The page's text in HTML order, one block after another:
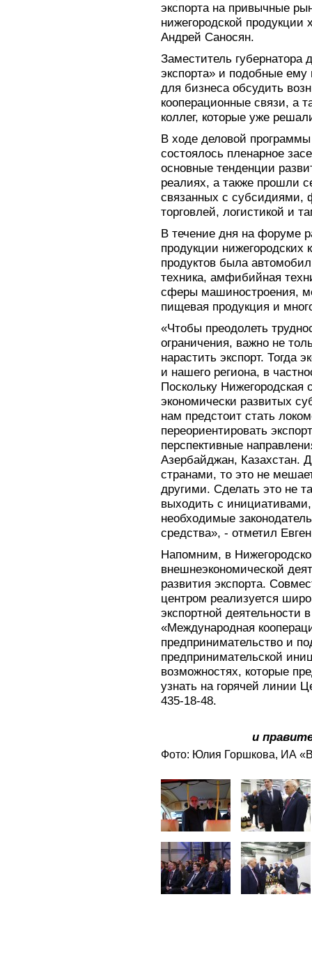
экспорта на привычные
нижегородской
Андрей Саносян.
Заместитель
экспорта» и подобные
для бизнеса обсудить
кооперационные связи, а
коллег, которые уже
В ходе деловой
состоялось пленарное
основные тенденции
реалиях, а также прошли
связанных с субсидиями,
торговлей, логистикой и
В течение дня на форуме
продукции
продуктов была
техника, амфибийная
сферы машиностроения,
пищевая продукция и
«Чтобы преодолеть
ограничения, важно не
нарастить экспорт. Тогда
и нашего региона, в
Поскольку
экономически развитых
нам предстоит стать
переориентировать
перспективные
Азербайджан, Казахстан.
странами, то это не
другими. Сделать это не
выходить с
необходимые
средства», - отметил
Напомним, в
внешнеэкономической
развития экспорта.
центром реализуется
экспортной деятельности
«Международная
предпринимательство и
предпринимательской
возможностях, которые
узнать на горячей линии
435-18-48.
и
Фото: Юлия Горшкова, ИА